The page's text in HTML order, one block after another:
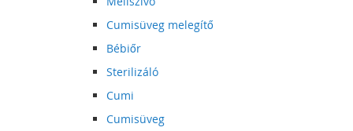
Cumisüveg melegítő
Bébiőr
Sterilizáló
Cumi
Cumisüveg